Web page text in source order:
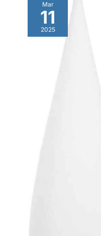
Mar
11
2025